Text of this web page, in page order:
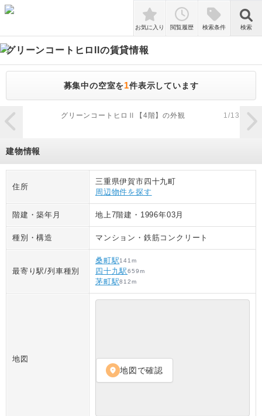
検索
お気に入り 閲覧履歴 検索条件 検索
グリーンコートヒロII の賃貸情報
募集中の空室を1件表示しています
zoom_in
グリーンコートヒロⅡ【4階】の外観 1/13
建物情報
住所
三重県伊賀市四十九町
周辺物件を探す
階建・築年月 地上7階建 ・ 1996年03月
種別・構造 マンション ・ 鉄筋コンクリート
最寄り駅/列車種別
桑町駅141 m
四十九駅659m
茅町駅812m
地図
location_on 地図で確認